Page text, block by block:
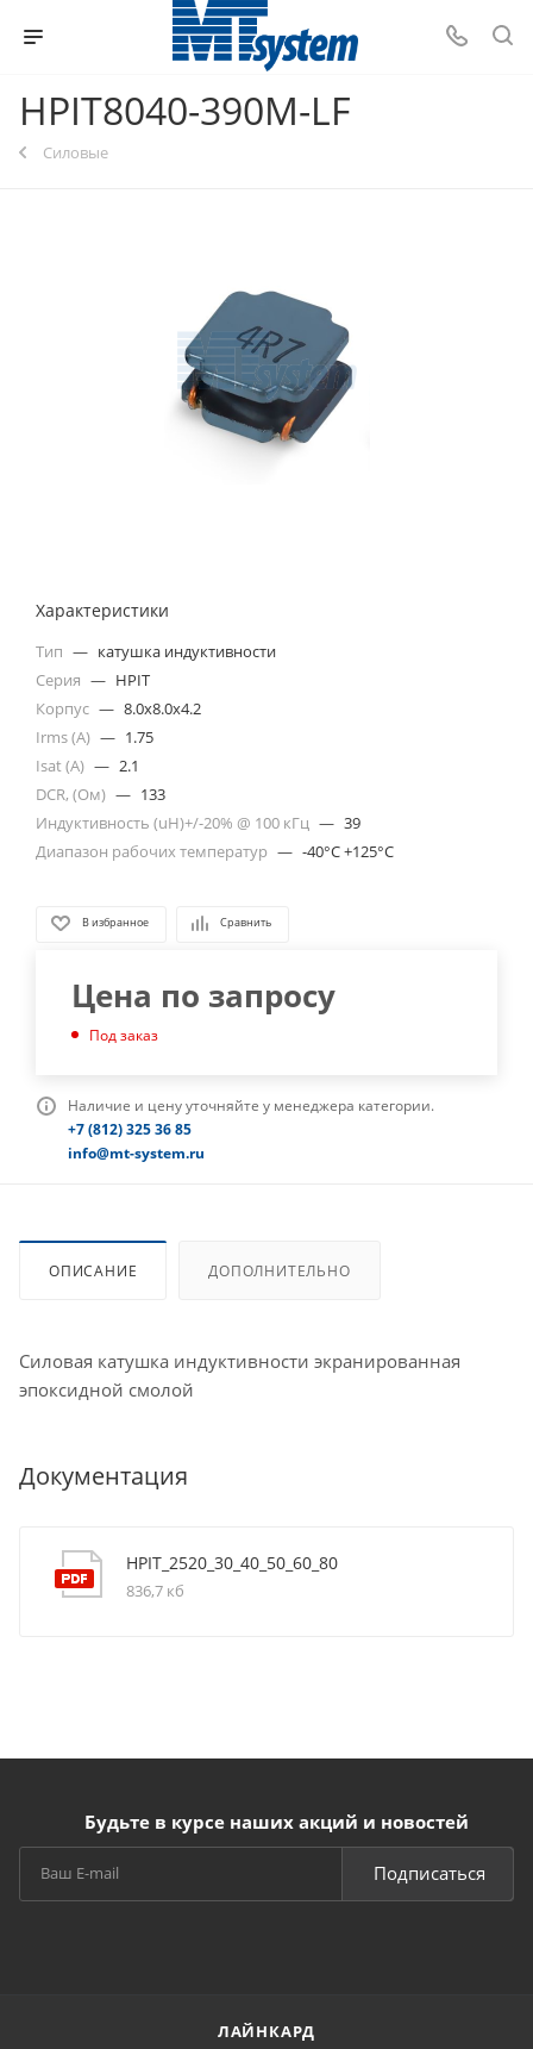
HPIT8040-390M-LF
Силовые
Характеристики
Тип — катушка индуктивности
Серия — HPIT
Корпус — 8.0x8.0x4.2
Irms (A) — 1.75
Isat (A) — 2.1
DCR, (Ом) — 133
Индуктивность (uH)+/-20% @ 100 кГц — 39
Диапазон рабочих температур — -40°C +125°C
В избранное Сравнить
Цена по запросу
Под заказ
Наличие и цену уточняйте у менеджера категории.
+7 (812) 325 36 85
info@mt-system.ru
ОПИСАНИЕ ДОПОЛНИТЕЛЬНО
Силовая катушка индуктивности экранированная
эпоксидной смолой
Документация
HPIT_2520_30_40_50_60_80
836,7 кб
Будьте в курсе наших акций и новостей
Подписаться
ЛАЙНКАРД